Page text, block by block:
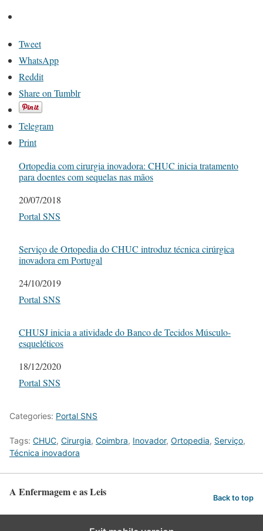
Tweet
WhatsApp
Reddit
Share on Tumblr
Telegram
Print
Ortopedia com cirurgia inovadora: CHUC inicia tratamento
para doentes com sequelas nas mãos
Date
20/07/2018
In relation to
Portal SNS
Serviço de Ortopedia do CHUC introduz técnica cirúrgica
inovadora em Portugal
Date
24/10/2019
In relation to
Portal SNS
CHUSJ inicia a atividade do Banco de Tecidos Músculo-
esqueléticos
Date
18/12/2020
In relation to
Portal SNS
Categories: Portal SNS
Tags: CHUC, Cirurgia, Coimbra, Inovador, Ortopedia, Serviço,
Técnica inovadora
A Enfermagem e as Leis Back to top